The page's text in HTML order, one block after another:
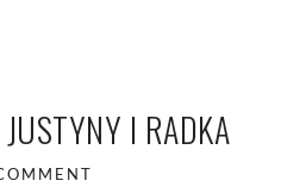
I RADKA